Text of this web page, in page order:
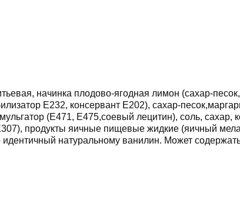
начинка плодово-ягодная лимон (сахар-
Е232, консервант Е202), сахар-
(Е471, Е475,соевый лецитин), соль, сахар,
продукты яичные пищевые жидкие (яичный
натуральному ванилин. Может